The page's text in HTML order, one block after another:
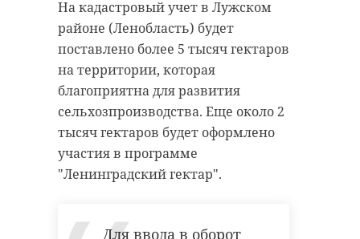
На кадастровый учет в Лужском
районе (Ленобласть) будет
поставлено более 5 тысяч гектаров
на территории, которая
благоприятна для развития
сельхозпроизводства. Еще около 2
тысяч гектаров будет оформлено
участия в программе
"Ленинградский гектар".
Для ввода в оборот
Сейчас расчищают рамы, снимают
старый слой краски.
Реставрируют уникальные
витражи в морском стиле.
Впереди шпаклевка дома,
утепление пенькой,
антибиологическая и
Руслан Семенченко мечтает,
чтобы историки-профессионалы
больше узнали о жизни Анны. В
этом году бельгийские архивы
рассекретят документы 100-
летней давности и, может тогда,
удастся узнать, какой была жизнь